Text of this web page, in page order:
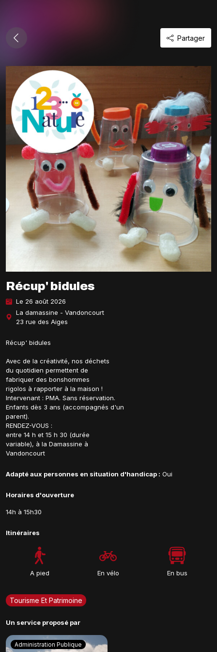
Partager
Récup' bidules
Le 26 août 2026
La damassine - Vandoncourt
23 rue des Aiges
Récup' bidules
Avec de la créativité, nos déchets
du quotidien permettent de
fabriquer des bonshommes
rigolos à rapporter à la maison !
Intervenant : PMA. Sans réservation.
Enfants dès 3 ans (accompagnés d'un
parent).
RENDEZ-VOUS :
entre 14 h et 15 h 30 (durée
variable), à la Damassine à
Vandoncourt
Adapté aux personnes en situation d'handicap : Oui
Horaires d'ouverture
14h à 15h30
Itinéraires
A pied En vélo En bus
Tourisme Et Patrimoine
Un service proposé par
Administration Publique